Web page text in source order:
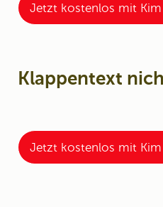
Jetzt kostenlos mit Kim
Klappentext
Jetzt kostenlos mit Kim